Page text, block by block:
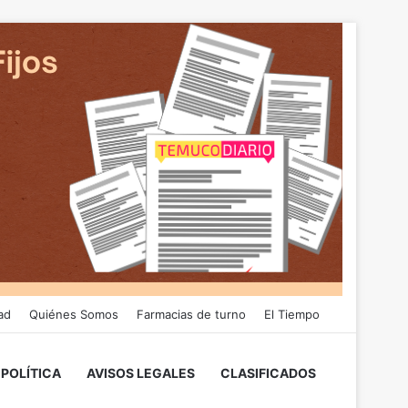
Quiénes Somos Farmacias de turno El Tiempo
POLÍTICA AVISOS LEGALES CLASIFICADOS